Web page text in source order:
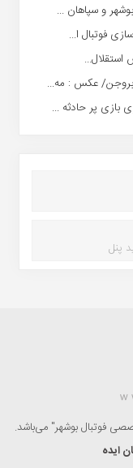
و سپاهان ...
فوتبال ا...
استقلال...
بروجن/ عکس : مه...
بازی پر حادثه ...
فوتبال بوشهر" می‌باشد.
ایده